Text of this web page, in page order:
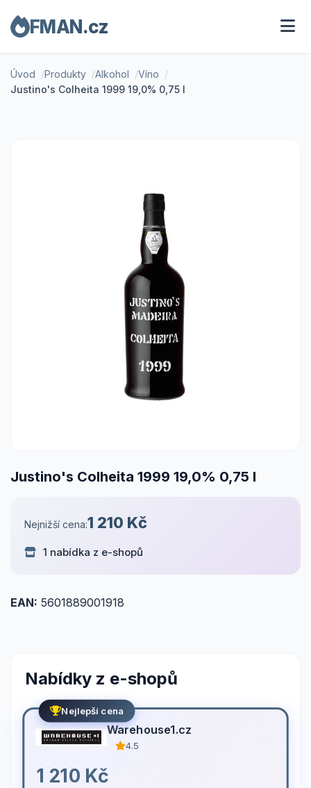
FMAN.cz
Úvod Produkty Alkohol
Víno
Justino's Colheita 1999 19,0% 0,75 l
Justino's Colheita 1999 19,0% 0,75 l
Nejnižší cena:1 210 Kč
1 nabídka z e-shopů
EAN: 5601889001918
Nabídky z e-shopů
Nejlepší cena
Warehouse1.cz
4.5
1 210 Kč